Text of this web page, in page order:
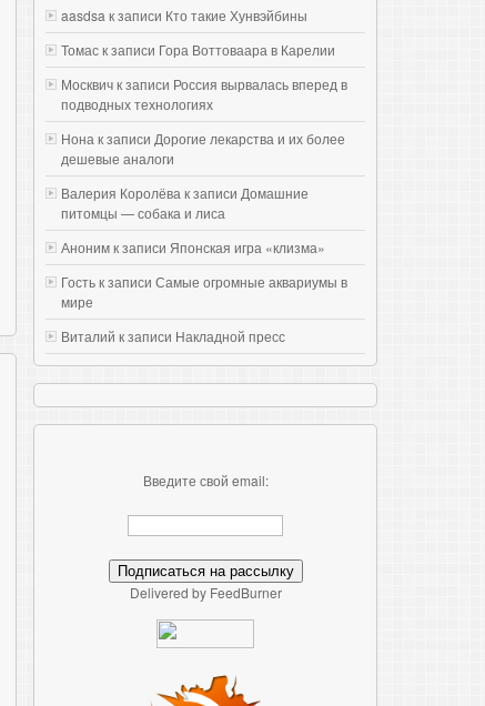
aasdsa к записи Кто такие Хунвэйбины
Томас к записи Гора Воттоваара в Карелии
Москвич к записи Россия вырвалась вперед в
подводных технологиях
Нона к записи Дорогие лекарства и их более
дешевые аналоги
Валерия Королёва к записи Домашние
питомцы — собака и лиса
Аноним к записи Японская игра «клизма»
Гость к записи Самые огромные аквариумы в
мире
Виталий к записи Накладной пресс
Введите свой email:
Delivered by FeedBurner